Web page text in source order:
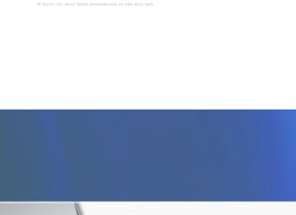
Al hacer clic en el botón permanecerás en este sitio web.